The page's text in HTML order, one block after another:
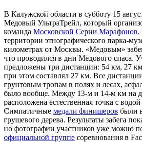
В Калужской области в субботу 15
Медовый УльтраТрейл, который
команда Московской Серии Марафонов.
территории этнографического парка-
километрах от Москвы. «Медовым»
что проводился в дни Медового спаса.
предложены три дистанции: 54 км, 27
при этом составлял 27 км. Все
грунтовым тропам в полях и лесах,
было вообще. Между 13-м и 14-м км на
расположена естественная точка с
Симпатичные медали финишеров были
грушевого дерева. Результаты забега
но фотографии участников уже можно
официальной группе соревнования в